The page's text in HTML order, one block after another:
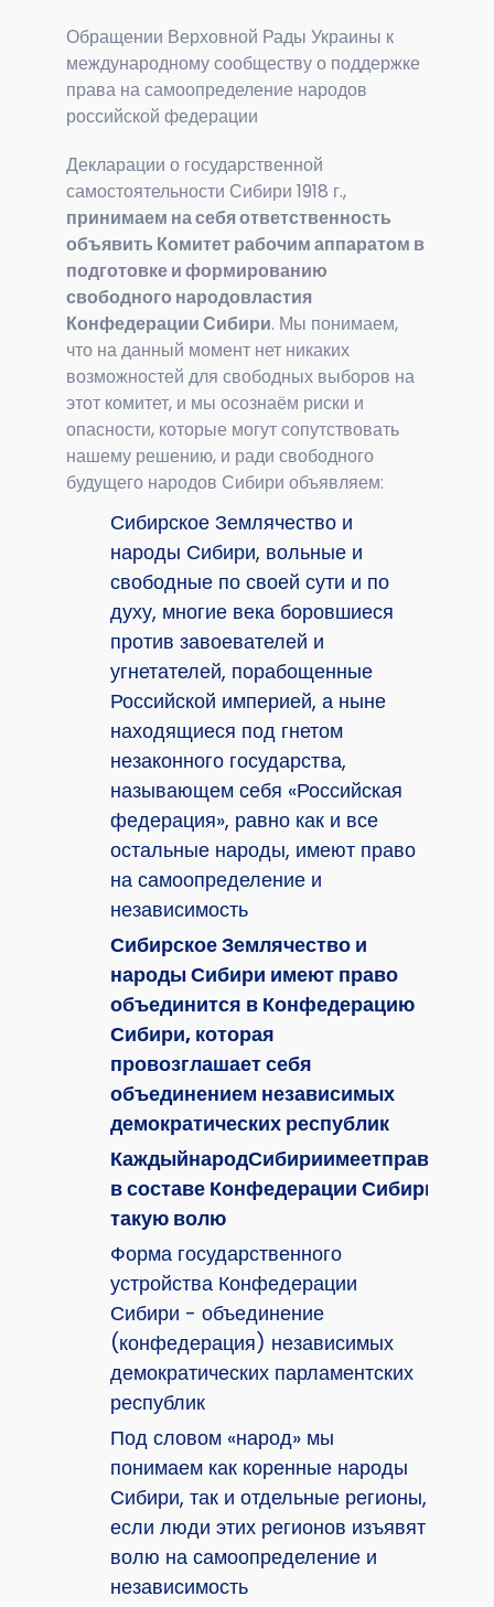
Обращении Верховной Рады Украины к
международному сообществу о поддержке
права на самоопределение народов
российской федерации
Декларации о государственной
самостоятельности Сибири 1918 г.,
принимаем на себя ответственность
объявить Комитет рабочим аппаратом в
подготовке и формированию
свободного народовластия
Конфедерации Сибири. Мы понимаем,
что на данный момент нет никаких
возможностей для свободных выборов на
этот комитет, и мы осознаём риски и
опасности, которые могут сопутствовать
нашему решению, и ради свободного
будущего народов Сибири объявляем:
Сибирское Землячество и
народы Сибири, вольные и
свободные по своей сути и по
духу, многие века боровшиеся
против завоевателей и
угнетателей, порабощенные
Российской империей, а ныне
находящиеся под гнетом
незаконного государства,
называющем себя «Российская
федерация», равно как и все
остальные народы, имеют право
на самоопределение и
независимость
Сибирское Землячество и
народы Сибири имеют право
объединится в Конфедерацию
Сибири, которая
провозглашает себя
объединением независимых
демократических республик
в составе Конфедерации Сибири, так
такую волю
Форма государственного
устройства Конфедерации
Сибири - объединение
(конфедерация) независимых
демократических парламентских
республик
Под словом «народ» мы
понимаем как коренные народы
Сибири, так и отдельные регионы,
если люди этих регионов изъявят
волю на самоопределение и
независимость